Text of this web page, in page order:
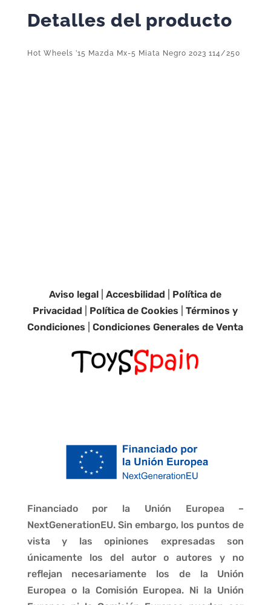
Detalles del producto
Hot Wheels ’15 Mazda Mx-5 Miata Negro 2023 114/250
Aviso legal |Accesbilidad
Política de
Privacidad
Política de Cookies |Términos y
Condiciones |Condiciones Generales de Venta
Financiado por la Unión Europea –
NextGenerationEU. Sin embargo, los puntos de
vista y las opiniones expresadas son
únicamente los del autor o autores y no
reflejan necesariamente los de la Unión
Europea o la Comisión Europea. Ni la Unión